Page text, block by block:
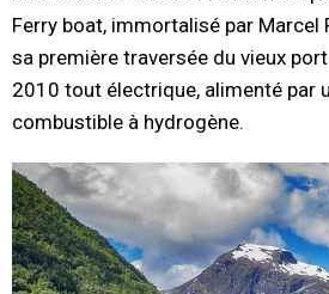
Ferry boat, immortalisé par Marcel
sa première traversée du vieux
2010 tout électrique, alimenté par
combustible à hydrogène.